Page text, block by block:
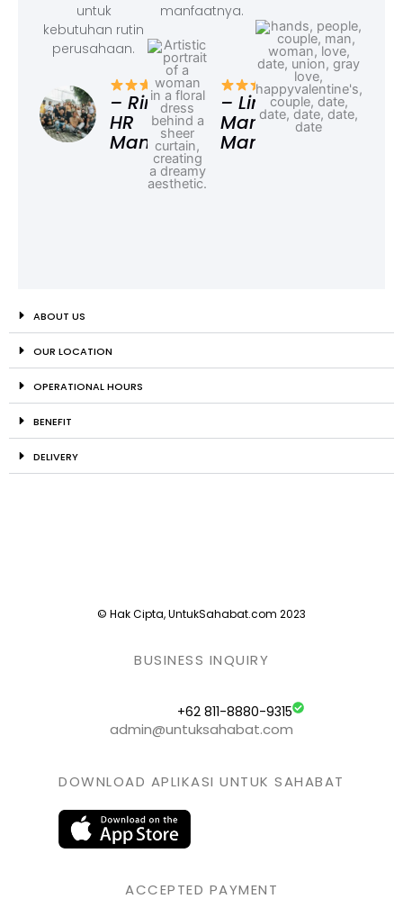
untuk
kebutuhan rutin
perusahaan.
– Rina,
HR
Manager
manfaatnya.
– Linda,
Marketing
Manager
ABOUT US
OUR LOCATION
OPERATIONAL HOURS
BENEFIT
DELIVERY
© Hak Cipta, UntukSahabat.com 2023
BUSINESS INQUIRY
+62 811-8880-9315
admin@untuksahabat.com
DOWNLOAD APLIKASI UNTUK SAHABAT
ACCEPTED PAYMENT